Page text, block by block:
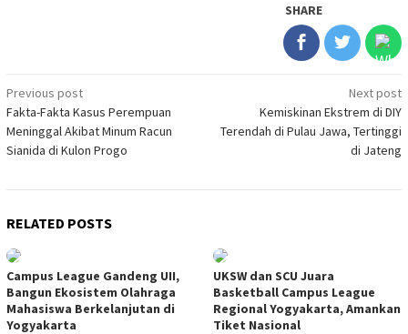
SHARE
Post
navigation
Previous post
Fakta-Fakta Kasus Perempuan
Meninggal Akibat Minum Racun
Sianida di Kulon Progo
Next post
Kemiskinan Ekstrem di DIY
Terendah di Pulau Jawa, Tertinggi
di Jateng
RELATED POSTS
Campus League Gandeng UII,
Bangun Ekosistem Olahraga
Mahasiswa Berkelanjutan di
Yogyakarta
UKSW dan SCU Juara
Basketball Campus League
Regional Yogyakarta, Amankan
Tiket Nasional